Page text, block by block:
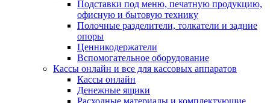
Подставки под меню, печатную продукцию,
офисную и бытовую технику
Полочные разделители, толкатели и задние
опоры
Ценникодержатели
Вспомогательное оборудование
Кассы онлайн и все для кассовых аппаратов
Кассы онлайн
Денежные ящики
Расходные материалы и комплектующие